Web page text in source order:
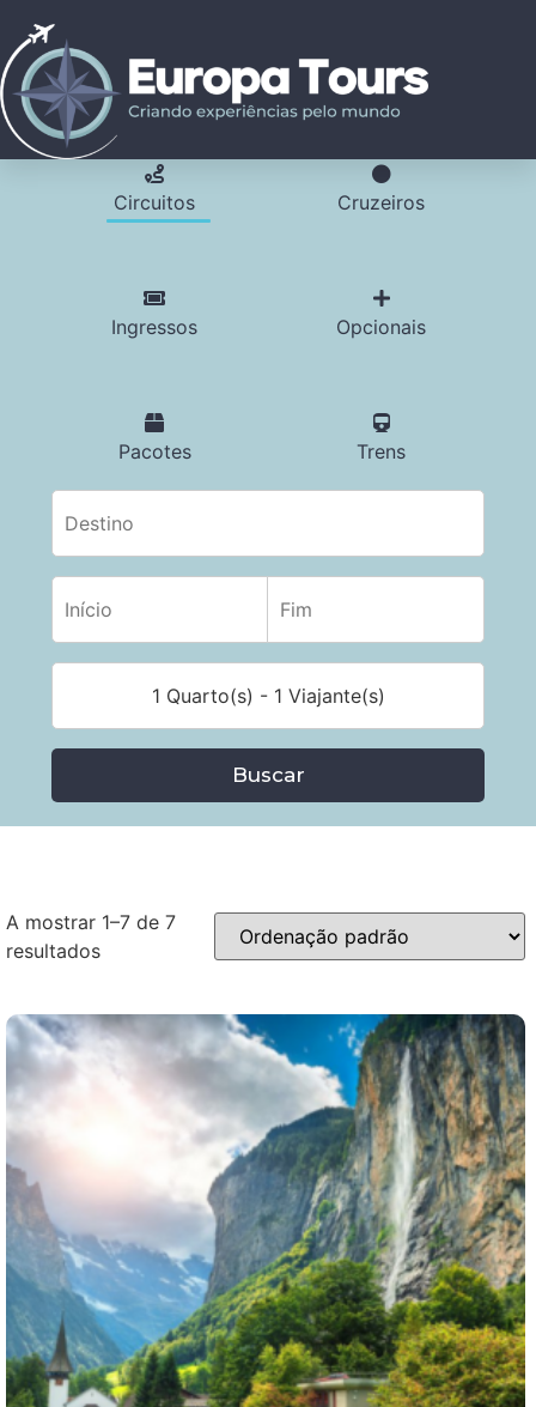
Circuitos Cruzeiros
Ingressos Opcionais
Pacotes Trens
1 Quarto(s) - 1 Viajante(s)
Buscar
A mostrar 1–7 de 7
resultados